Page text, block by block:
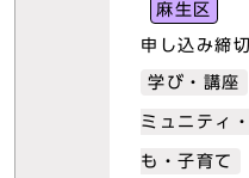
麻生区
申し込み締
学び・講座
ミュニティ
も・子育て